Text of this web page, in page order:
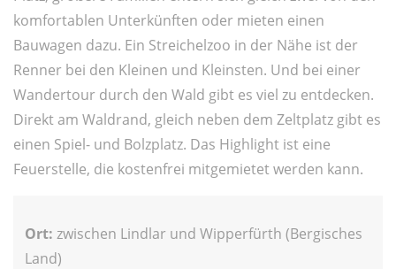
komfortablen Unterkünften oder mieten einen
Bauwagen dazu. Ein Streichelzoo in der Nähe ist der
Renner bei den Kleinen und Kleinsten. Und bei einer
Wandertour durch den Wald gibt es viel zu entdecken.
Direkt am Waldrand, gleich neben dem Zeltplatz gibt es
einen Spiel- und Bolzplatz. Das Highlight ist eine
Feuerstelle, die kostenfrei mitgemietet werden kann.
Ort: zwischen Lindlar und Wipperfürth (Bergisches
Land)